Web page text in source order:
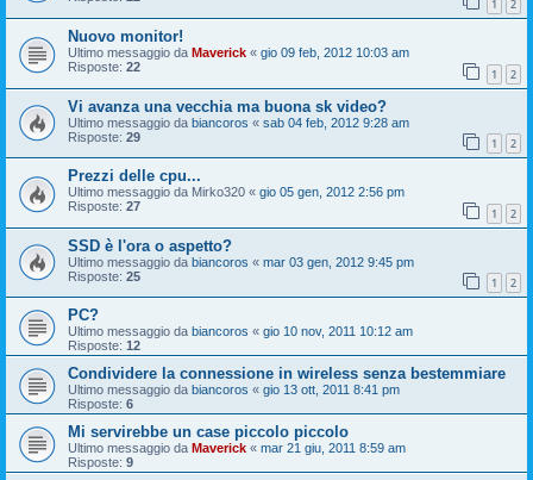
1 2
Nuovo monitor!
Ultimo messaggio da Maverick « gio 09 feb, 2012 10:03 am
Risposte: 22 1 2
Vi avanza una vecchia ma buona sk video?
Ultimo messaggio da biancoros « sab 04 feb, 2012 9:28 am
Risposte: 29 1 2
Prezzi delle cpu...
Ultimo messaggio da Mirko320 « gio 05 gen, 2012 2:56 pm
Risposte: 27 1 2
SSD è l'ora o aspetto?
Ultimo messaggio da biancoros « mar 03 gen, 2012 9:45 pm
Risposte: 25 1 2
PC?
Ultimo messaggio da biancoros « gio 10 nov, 2011 10:12 am
Risposte: 12
Condividere la connessione in wireless senza bestemmiare
Ultimo messaggio da biancoros « gio 13 ott, 2011 8:41 pm
Risposte: 6
Mi servirebbe un case piccolo piccolo
Ultimo messaggio da Maverick « mar 21 giu, 2011 8:59 am
Risposte: 9